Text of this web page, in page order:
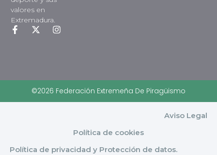
valores en
Extremadura.
©2026 Federación Extremeña De Piragüismo
Aviso Legal
Política de cookies
Política de privacidad y Protección de datos.